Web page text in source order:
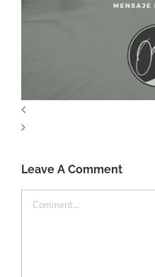
Leave A Comment
Comment